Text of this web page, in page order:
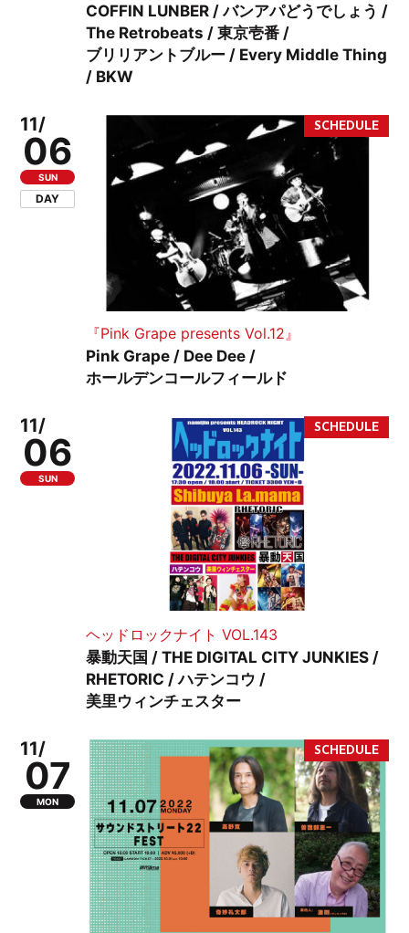
COFFIN LUNBER / バンアパどうでしょう /
The Retrobeats / 東京壱番 /
ブリリアントブルー / Every Middle Thing
/ BKW
11/
06
SUN
DAY
『Pink Grape presents Vol.12』
Pink Grape / Dee Dee /
ホールデンコールフィールド
11/
06
SUN
ヘッドロックナイト VOL.143
暴動天国 / THE DIGITAL CITY JUNKIES /
RHETORIC / ハテンコウ /
美里ウィンチェスター
11/
07
MON